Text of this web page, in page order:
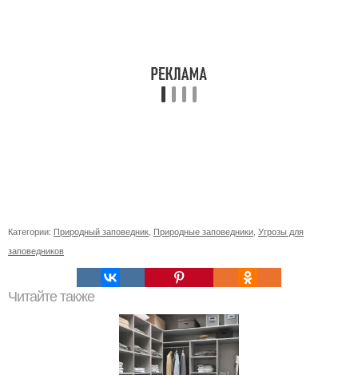
Категории: Природный заповедник Природные заповедники Угрозы для
заповедников
Читайте также